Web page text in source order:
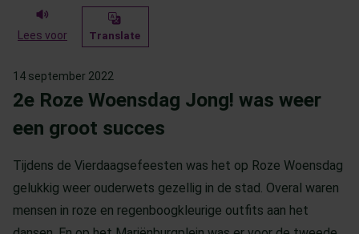
Lees voor Translate
14 september 2022
2e Roze Woensdag Jong! was weer
een groot succes
Tijdens de Vierdaagsefeesten was het op Roze Woensdag
gelukkig weer ouderwets gezellig in de stad. Overal waren
mensen in roze en regenboogkleurige outfits aan het